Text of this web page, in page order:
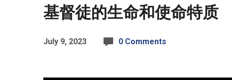
基督徒的生命和使命特质
July 9, 2023 0 Comments